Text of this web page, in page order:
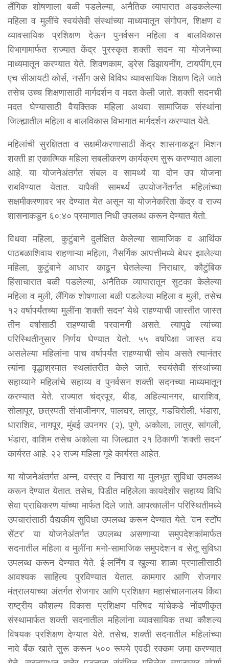
लैंगिक शोषणाला बळी पडलेल्या, अनैतिक व्यापारात अडकलेल्या
महिला व मुलींचे स्वयंसेवी संस्थांच्या माध्यमातून संगोपन, शिक्षण व
व्यावसायिक प्रशिक्षण देऊन पुनर्वसन महिला व बालविकास
विभागामार्फत राज्यात केंद्र पुरस्कृत शक्ती सदन या योजनेच्या
माध्यमातून करण्यात येते. शिवणकाम, ड्रेस डिझायनींग, टायपींग,एम
एच सीआयटी कोर्स, नर्सींग असे विविध व्यावसायिक शिक्षण दिले जाते
तसेच उच्च शिक्षणासाठी मार्गदर्शन व मदत केली जाते. शक्ती सदनची
मदत घेण्यासाठी वैयक्तिक महिला अथवा सामाजिक संस्थांना
जिल्ह्यातील महिला व बालविकास विभागात मार्गदर्शन करण्यात येते.
महिलांची सुरक्षितता व सक्षमीकरणासाठी केंद्र शासनाकडून मिशन
शक्ती हा एकात्मिक महिला सबलीकरण कार्यक्रम सुरू करण्यात आला
आहे. या योजनेअंतर्गत संबल व सामर्थ्य या दोन उप योजना
राबविण्यात येतात. यापैकी सामर्थ्य उपयोजनेंतर्गत महिलांच्या
सक्षमीकरणावर भर देण्यात येत असून या योजनेकरिता केंद्र व राज्य
शासनाकडून ६०:४० प्रमाणात निधी उपलब्ध करून देण्यात येतो.
विधवा महिला, कुटुंबाने दुर्लक्षित केलेल्या सामाजिक व आर्थिक
पाठबळाशिवाय राहणाऱ्या महिला, नैसर्गिक आपत्तीमध्ये बेघर झालेल्या
महिला, कुटुंबाने आधार काढून घेतलेल्या निराधार, कौटुंबिक
हिंसाचारात बळी पडलेल्या, अनैतिक व्यापारातून सुटका केलेल्या
महिला व मुली, लैंगिक शोषणाला बळी पडलेल्या महिला व मुली, तसेच
१२ वर्षापर्यंतच्या मुलींना ‘शक्ती सदन’ येथे राहण्याची जास्तीत जास्त
तीन वर्षासाठी राहण्याची परवानगी असते. त्यापुढे त्यांच्या
परिस्थितीनुसार निर्णय घेण्यात येतो. ५५ वर्षापेक्षा जास्त वय
असलेल्या महिलांना पाच वर्षापर्यंत राहण्याची सोय असते त्यानंतर
त्यांना वृद्धाश्रमात स्थलांतरीत केले जाते. स्वयंसेवी संस्थांच्या
सहाय्याने महिलांचे सहाय्य व पुनर्वसन शक्ती सदनच्या माध्यमातून
करण्यात येते. राज्यात चंद्रपूर, बीड, अहिल्यानगर, धाराशिव,
सोलापूर, छत्रपती संभाजीनगर, पालघर, लातूर, गडचिरोली, भंडारा,
धाराशिव, नागपूर, मुंबई उपनगर (२), पुणे, अकोला, लातुर, सांगली,
भंडारा, वाशिम तसेच अकोला या जिल्ह्यात २१ ठिकाणी ‘शक्ती सदन’
कार्यरत आहे. २२ राज्य महिला गृहे कार्यरत आहेत.
या योजनेअंतर्गत अन्न, वस्त्र व निवारा या मुलभूत सुविधा उपलब्ध
करून देण्यात येतात. तसेच, पिडीत महिलेला कायदेशीर सहाय्य विधि
सेवा प्राधिकरण यांच्या मार्फत दिले जाते. आपत्कालीन परिस्थितीमध्ये
उपचारांसाठी वैद्यकीय सुविधा उपलब्ध करून देण्यात येते. ‘वन स्टॉप
सेंटर’ या योजनेअंतर्गत उपलब्ध असणाऱ्या समुपदेशकांमार्फत
सदनातील महिला व मुलींना मनो-सामाजिक समुपदेशन व सेतू सुविधा
उपलब्ध करून देण्यात येते. ई-लर्निंग व खुल्या शाळा प्रणालीसाठी
आवश्यक साहित्य पुरविण्यात येतात. कामगार आणि रोजगार
मंत्रालयाच्या अंतर्गत रोजगार आणि प्रशिक्षण महासंचालनालय किंवा
राष्ट्रीय कौशल्य विकास प्रशिक्षण परिषद यांचेकडे नोंदणीकृत
संस्थामार्फत शक्ती सदनातील महिलांना व्यावसायिक तथा कौशल्य
विषयक प्रशिक्षण देण्यात येते. तसेच, शक्ती सदनातील महिलांच्या
नावे बँक खाते सुरू करून ५०० रूपये एवढी रक्कम जमा करण्यात